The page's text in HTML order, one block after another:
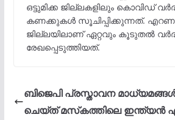
ഒട്ടുമിക്ക ജില്ലകളിലും കൊവിഡ്
കണക്കുകൾ സൂചിപ്പിക്കുന്നത്.
ജില്ലയിലാണ് ഏറ്റവും കൂടുതൽ
രേഖപ്പെടുത്തിയത്.
ബിജെപി പ്രസ്താവന
ചെയ്ത് മസ്‌കത്തിലെ ഇന്ത്യന്‍